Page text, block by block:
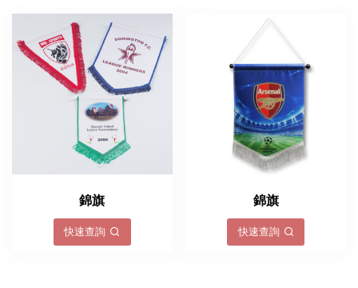
錦旗
快速查詢
錦旗
快速查詢